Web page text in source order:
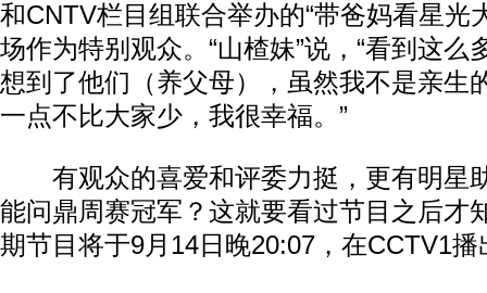
和CNTV栏目组联合举办的“带爸妈看星光
场作为特别观众。“山楂妹”说，“看到这么
想到了他们（养父母），虽然我不是亲生
一点不比大家少，我很幸福。”
有观众的喜爱和评委力挺，更有明星助
能问鼎周赛冠军？这就要看过节目之后才
期节目将于9月14日晚20:07，在CCTV1播